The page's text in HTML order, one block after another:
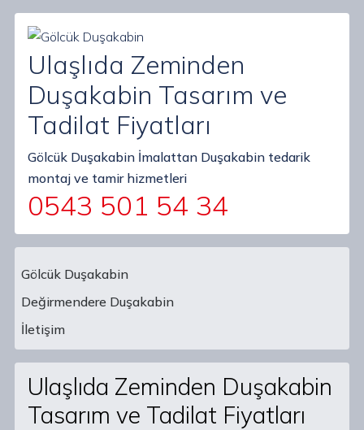
Ulaşlıda Zeminden
Duşakabin Tasarım ve
Tadilat Fiyatları
Gölcük Duşakabin İmalattan Duşakabin tedarik
montaj ve tamir hizmetleri
0543 501 54 34
Main Navigation
Gölcük Duşakabin
Değirmendere Duşakabin
İletişim
Ulaşlıda Zeminden Duşakabin
Tasarım ve Tadilat Fiyatları